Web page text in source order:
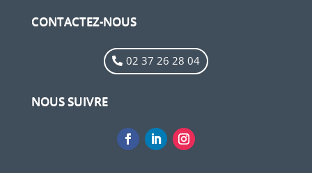
CONTACTEZ-NOUS
02 37 26 28 04
NOUS SUIVRE